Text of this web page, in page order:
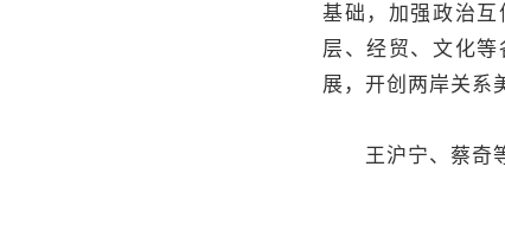
基础，加强政治
层、经贸、文化
展，开创两岸关系
王沪宁、蔡奇等